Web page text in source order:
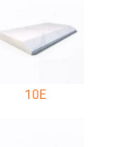
10E